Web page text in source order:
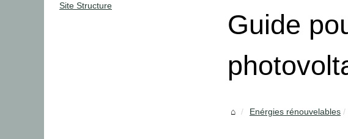
Guide
Enérgies rénouvelables
Site Structure